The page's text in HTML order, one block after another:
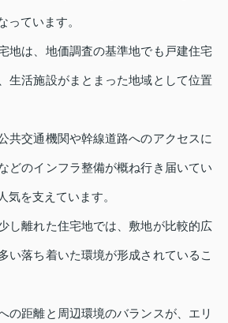
っています。
地は、地価調査の基準地でも戸建住宅
生活施設がまとまった地域として位置
共交通機関や幹線道路へのアクセスに
どのインフラ整備が概ね行き届いてい
気を支えています。
し離れた住宅地では、敷地が比較的広
い落ち着いた環境が形成されているこ
の距離と周辺環境のバランスが、エリ